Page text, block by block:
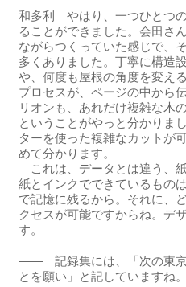
和多利 やはり、一つひとつ
ることができました。会田さ
ながらつくっていた感じで、
多くありました。丁寧に構造
や、何度も屋根の角度を変え
プロセスが、ページの中から
リオンも、あれだけ複雑な木
ということがやっと分かりま
ターを使った複雑なカットが
めて分かります。
これは、データとは違う、
紙とインクでできているもの
で記憶に残るから。それに、
クセスが可能ですからね。デ
す。
―― 記録集には、「次の東京
とを願い」と記していますね。